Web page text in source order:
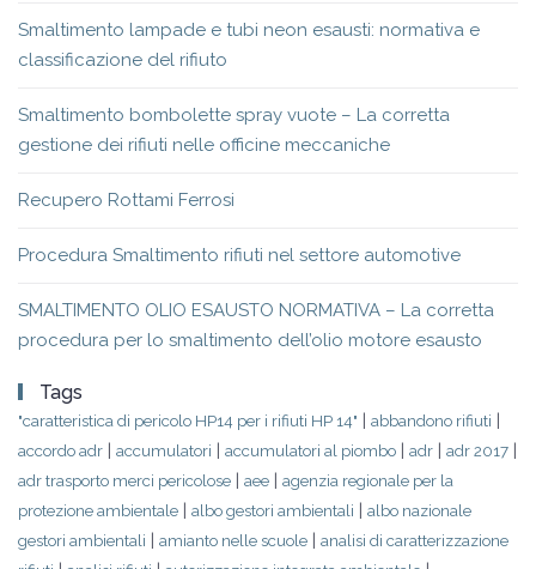
Smaltimento lampade e tubi neon esausti: normativa e
classificazione del rifiuto
Smaltimento bombolette spray vuote – La corretta
gestione dei rifiuti nelle officine meccaniche
Recupero Rottami Ferrosi
Procedura Smaltimento rifiuti nel settore automotive
SMALTIMENTO OLIO ESAUSTO NORMATIVA – La corretta
procedura per lo smaltimento dell’olio motore esausto
Tags
"caratteristica di pericolo HP14 per i rifiuti HP 14" | abbandono rifiuti |
accordo adr | accumulatori | accumulatori al piombo | adr | adr 2017 |
adr trasporto merci pericolose | aee | agenzia regionale per la
protezione ambientale | albo gestori ambientali | albo nazionale
gestori ambientali | amianto nelle scuole | analisi di caratterizzazione